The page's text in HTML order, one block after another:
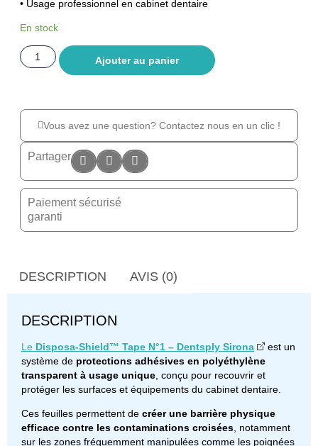
• Usage professionnel en cabinet dentaire
En stock
Ajouter au panier
Vous avez une question? Contactez nous en un clic !
Partager
Paiement sécurisé
garanti
DESCRIPTION AVIS (0)
DESCRIPTION
Le Disposa-Shield™ Tape N°1 – Dentsply Sirona
est un
système de protections adhésives en polyéthylène
transparent à usage unique , conçu pour recouvrir et
protéger les surfaces et équipements du cabinet dentaire.
Ces feuilles permettent de créer une barrière physique
efficace contre les contaminations croisées , notamment
sur les zones fréquemment manipulées comme les poignées